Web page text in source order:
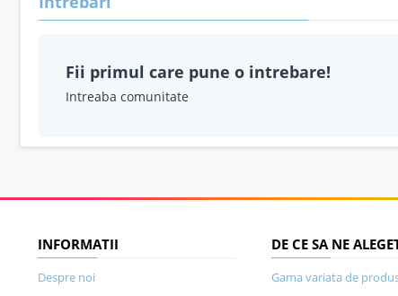
Fii primul care pune o intrebare!
Intreaba comunitate
INFORMATII
Despre noi
DE CE SA NE
Gama variata de